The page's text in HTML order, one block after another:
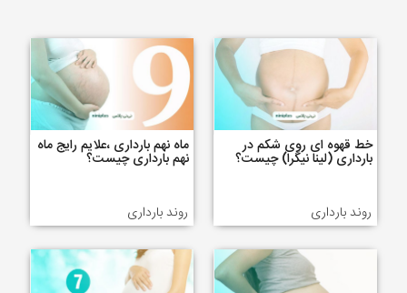
خط قهوه ای روی شکم در
بارداری (لینا نیگرا) چیست؟
روند بارداری
ماه نهم بارداری ،علایم رایج ماه
نهم بارداری چیست؟
روند بارداری